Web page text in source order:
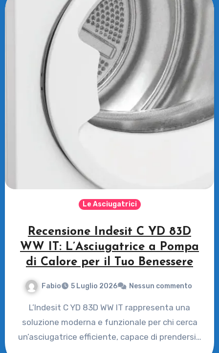
Le Asciugatrici
Recensione Indesit C YD 83D
WW IT: L’Asciugatrice a Pompa
di Calore per il Tuo Benessere
Fabio 5 Luglio 2026 Nessun commento
L’Indesit C YD 83D WW IT rappresenta una
soluzione moderna e funzionale per chi cerca
un’asciugatrice efficiente, capace di prendersi…